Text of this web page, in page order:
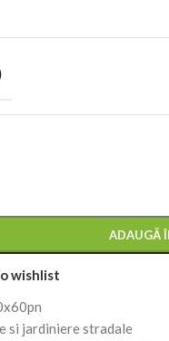
ADAUGĂ
wishlist
si jardiniere stradale